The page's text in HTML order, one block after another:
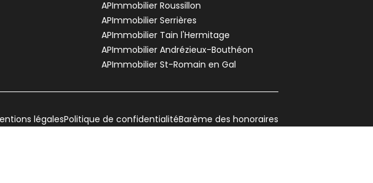
APImmobilier Roussillon
APImmobilier Serrières
APImmobilier Tain l'Hermitage
APImmobilier Andrézieux-Bouthéon
APImmobilier St-Romain en Gal
légalesPolitique de confidentialitéBarème des honoraires